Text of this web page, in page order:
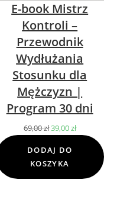
E-book Mistrz
Kontroli –
Przewodnik
Wydłużania
Stosunku dla
Mężczyzn |
Program 30 dni
69,00złPierwotna
wynosiła:
39,00złAktualna
cena
wynosi:
39,00 zł.
DODAJ DO
KOSZYKA